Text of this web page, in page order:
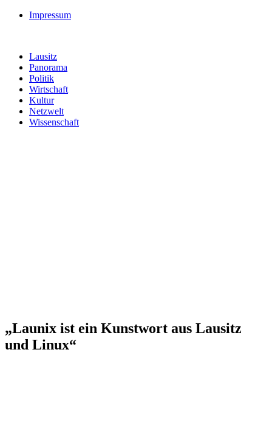
Impressum
Lausitz
Panorama
Politik
Wirtschaft
Kultur
Netzwelt
Wissenschaft
„Launix ist ein Kunstwort aus Lausitz
und Linux“